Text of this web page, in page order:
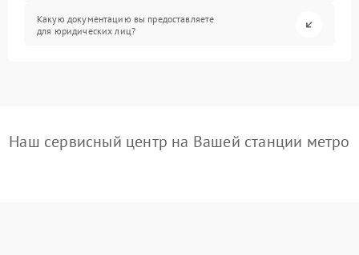
Какую документацию вы предоставляете
для юридических лиц?
Наш сервисный центр на Вашей станции метро